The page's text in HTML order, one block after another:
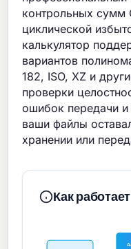
контрольных сумм
циклической
калькулятор
вариантов
182, ISO, XZ и
проверки
ошибок передачи и
ваши файлы
хранении или
Как